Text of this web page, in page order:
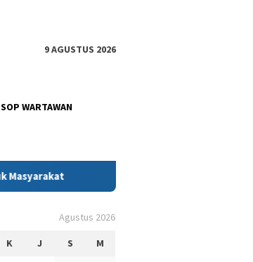
9 AGUSTUS 2026
SOP WARTAWAN
Jejak Kasih Ramadan: Ketika Kadin Sultra
Agustus 2026
K J S M